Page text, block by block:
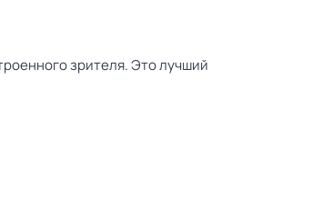
зрителя. Это лучший